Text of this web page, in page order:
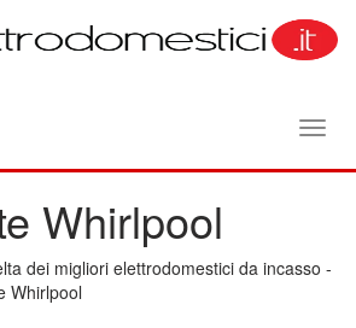
Whirlpool
dei migliori elettrodomestici da incasso -
Whirlpool